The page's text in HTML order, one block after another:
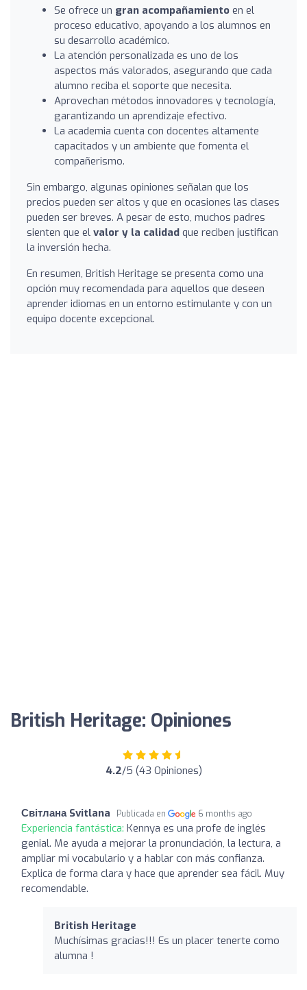
Se ofrece un gran acompañamiento en el
proceso educativo, apoyando a los alumnos en
su desarrollo académico.
La atención personalizada es uno de los
aspectos más valorados, asegurando que cada
alumno reciba el soporte que necesita.
Aprovechan métodos innovadores y tecnología,
garantizando un aprendizaje efectivo.
La academia cuenta con docentes altamente
capacitados y un ambiente que fomenta el
compañerismo.
Sin embargo, algunas opiniones señalan que los
precios pueden ser altos y que en ocasiones las clases
pueden ser breves. A pesar de esto, muchos padres
sienten que el valor y la calidad que reciben justifican
la inversión hecha.
En resumen, British Heritage se presenta como una
opción muy recomendada para aquellos que deseen
aprender idiomas en un entorno estimulante y con un
equipo docente excepcional.
British Heritage: Opiniones
4.2/5 (43 Opiniones)
Світлана Svitlana Publicada en 6 months ago
Experiencia fantástica: Kennya es una profe de inglés
genial. Me ayuda a mejorar la pronunciación, la lectura, a
ampliar mi vocabulario y a hablar con más confianza.
Explica de forma clara y hace que aprender sea fácil. Muy
recomendable.
British Heritage
Muchísimas gracias!!! Es un placer tenerte como
alumna !